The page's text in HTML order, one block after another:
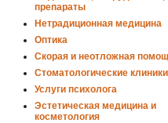
препараты
Нетрадиционная медицина
Оптика
Скорая и неотложная
Стоматологические клиники
Услуги психолога
Эстетическая медицина и
косметология